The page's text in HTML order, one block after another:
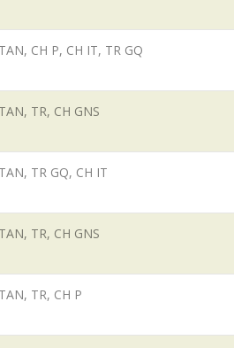
TAN, CH P, CH IT, TR GQ
TAN, TR, CH GNS
TAN, TR GQ, CH IT
TAN, TR, CH GNS
TAN, TR, CH P